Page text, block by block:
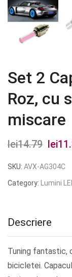
Set 2
Roz, cu
miscare
lei14.79
Prețul
inițial
a
lei
SKU: AVX-AG304C
Category:
Lumini
Descriere
Tuning fantastic,
bicicletei.